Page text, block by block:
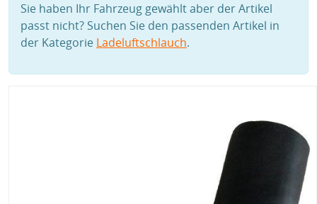
Sie haben Ihr Fahrzeug gewählt aber der Artikel
passt nicht? Suchen Sie den passenden Artikel in
der Kategorie Ladeluftschlauch.